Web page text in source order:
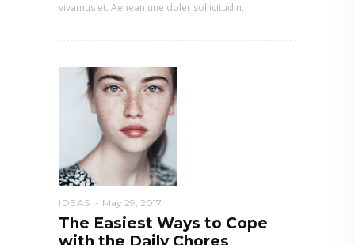
vivamus et. Aenean une doler sollicitudin.
IDEAS May 29, 2017
The Easiest Ways to Cope